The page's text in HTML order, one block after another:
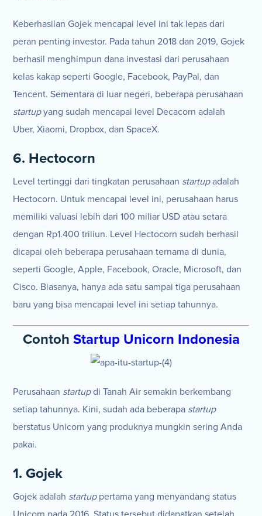
Keberhasilan Gojek mencapai level ini tak lepas dari
peran penting investor. Pada tahun 2018 dan 2019, Gojek
berhasil menghimpun dana investasi dari perusahaan
kelas kakap seperti Google, Facebook, PayPal, dan
Tencent. Sementara di luar negeri, beberapa perusahaan
startupyang sudah mencapai level Decacorn adalah
Uber, Xiaomi, Dropbox, dan SpaceX.
6. Hectocorn
Level tertinggi dari tingkatan perusahaan startupadalah
Hectocorn. Untuk mencapai level ini, perusahaan harus
memiliki valuasi lebih dari 100 miliar USD atau setara
dengan Rp1.400 triliun. Level Hectocorn sudah berhasil
dicapai oleh beberapa perusahaan ternama di dunia,
seperti Google, Apple, Facebook, Oracle, Microsoft, dan
Cisco. Biasanya, hanya ada satu sampai tiga perusahaan
baru yang bisa mencapai level ini setiap tahunnya.
Contoh Startup Unicorn Indonesia
Perusahaan startupdi Tanah Air semakin berkembang
setiap tahunnya. Kini, sudah ada beberapa startup
berstatus Unicorn yang produknya mungkin sering Anda
pakai.
1. Gojek
Gojek adalah startuppertama yang menyandang status